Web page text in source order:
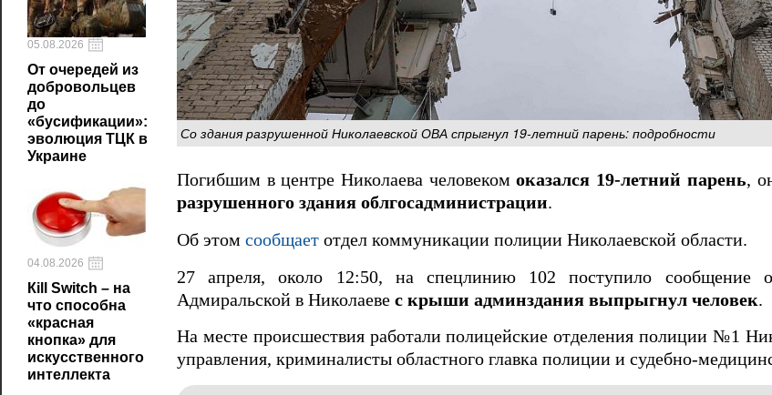
05.08.2026
От очередей из
добровольцев
до
«бусификации»:
эволюция ТЦК в
Украине
04.08.2026
Кill Switch – на
что способна
«красная
кнопка» для
искусственного
интеллекта
Со здания разрушенной Николаевской ОВА спрыгнул 19-летний парень: подробности
Погибшим в центре Николаева человекомоказался 19-летний парень,
разрушенного здания облгосадминистрации.
Об этом сообщает отдел коммуникации полиции Николаевской области.
27 апреля, около 12:50, на спецлинию 102 поступило
Адмиральской в Николаеве с крыши админздания выпрыгнул человек.
На месте происшествия работали полицейские отделения полиции №1
управления, криминалисты областного главка полиции и судебно-